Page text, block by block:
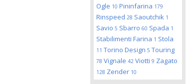
Ogle 10 Pininfarina 179
Rinspeed 28 Saoutchik 1
Savio 5 Sbarro 60 Spada 1
Stabilimenti Farina 1 Stola
11 Torino Design 5 Touring
78 Vignale 42 Viotti 9 Zagato
128 Zender 10